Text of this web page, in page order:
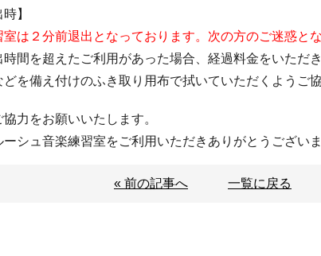
】
室は２分前退出となっております。次の方のご迷惑と
間を超えたご利用があった場合、経過料金をいただき
どを備え付けのふき取り用布で拭いていただくようご
力をお願いいたします。
ーシュ音楽練習室をご利用いただきありがとうございま
« 前の記事へ 一覧に戻る